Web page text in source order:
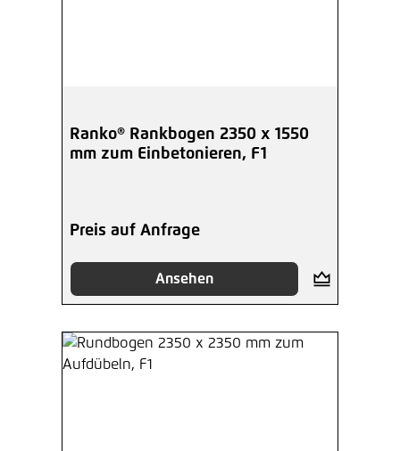
Ranko® Rankbogen 2350 x 1550
mm zum Einbetonieren, F1
Preis auf Anfrage
Ansehen